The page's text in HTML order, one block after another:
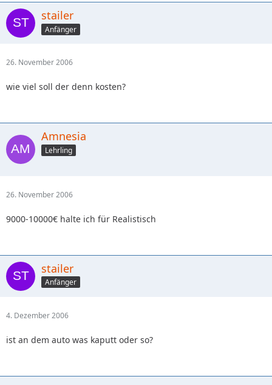
stailer
Anfänger
26. November 2006
wie viel soll der denn kosten?
Amnesia
Lehrling
26. November 2006
9000-10000€ halte ich für Realistisch
stailer
Anfänger
4. Dezember 2006
ist an dem auto was kaputt oder so?